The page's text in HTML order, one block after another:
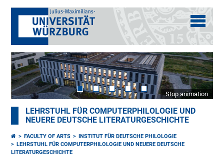
Stop animation
LEHRSTUHL FÜR COMPUTERPHILOLOGIE UND
NEUERE DEUTSCHE LITERATURGESCHICHTE
FACULTY OF ARTS
INSTITUT FÜR DEUTSCHE PHILOLOGIE
LEHRSTUHL FÜR COMPUTERPHILOLOGIE UND NEUERE DEUTSCHE
LITERATURGESCHICHTE